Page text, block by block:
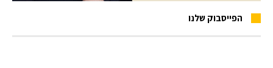
הפייסבוק שלנו